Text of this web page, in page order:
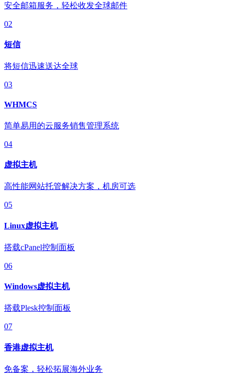
安全邮箱服务，轻松收发全球邮件
02
短信
将短信迅速送达全球
03
WHMCS
简单易用的云服务销售管理系统
04
虚拟主机
高性能网站托管解决方案，机房可选
05
Linux虚拟主机
搭载cPanel控制面板
06
Windows虚拟主机
搭载Plesk控制面板
07
香港虚拟主机
免备案，轻松拓展海外业务